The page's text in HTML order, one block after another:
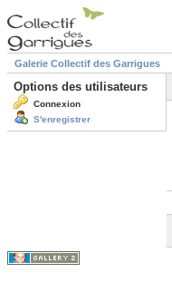
Galerie Collectif des Garrigues
Options des utilisateurs
Connexion
S'enregistrer